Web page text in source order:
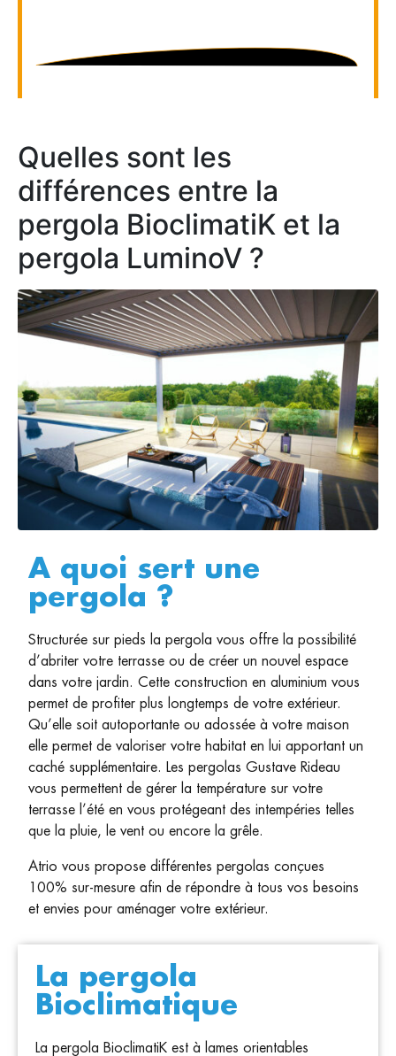
Quelles sont les
différences entre la
pergola BioclimatiK et la
pergola LuminoV ?
A quoi sert une
pergola ?
Structurée sur pieds la pergola vous offre la possibilité
d’abriter votre terrasse ou de créer un nouvel espace
dans votre jardin. Cette construction en aluminium vous
permet de profiter plus longtemps de votre extérieur.
Qu’elle soit autoportante ou adossée à votre maison
elle permet de valoriser votre habitat en lui apportant un
caché supplémentaire. Les pergolas Gustave Rideau
vous permettent de gérer la température sur votre
terrasse l’été en vous protégeant des intempéries telles
que la pluie, le vent ou encore la grêle.
Atrio vous propose différentes pergolas conçues
100% sur-mesure afin de répondre à tous vos besoins
et envies pour aménager votre extérieur.
La pergola
Bioclimatique
La pergola BioclimatiK est à lames orientables